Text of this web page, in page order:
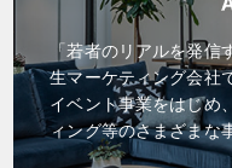
「若者のリアルを発
生マーケティング会社
イベント事業をはじめ
ィング等のさまざまな